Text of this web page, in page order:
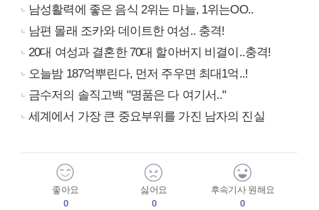
남성활력에 좋은 음식 2위는 마늘, 1위는OO..
남편 몰래 조카와 데이트한 여성.. 충격!
20대 여성과 결혼한 70대 할아버지 비결이..충격!
오늘밤 187억뿌린다, 먼저 주우면 최대1억..!
금수저의 솔직고백 "명품은 다 여기서.."
세계에서 가장 큰 중요부위를 가진 남자의 진실
좋아요
0
싫어요
0
후속기사 원해요
0